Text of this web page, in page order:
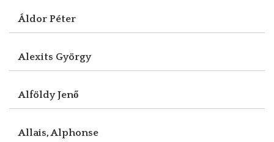
Áldor Péter
Alexits György
Alföldy Jenő
Allais, Alphonse